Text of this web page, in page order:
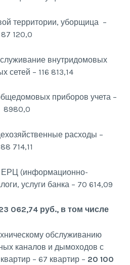
территории, уборщица –
87 120,0
внутридомовых
сетей – 116 813,14
приборов учета –
8980,0
расходы –
88 714,11
ЕРЦ (информационно-
услуги банка – 70 614,09
062,74 руб., в том числе
обслуживанию
каналов и дымоходов с
– 67 квартир – 20 100